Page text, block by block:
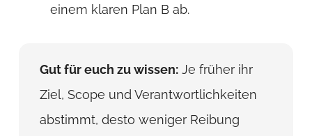
einem klaren Plan B ab.
Gut für euch zu wissen:Je früher ihr
Ziel, Scope und Verantwortlichkeiten
abstimmt, desto weniger Reibung